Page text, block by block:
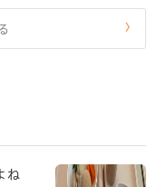
語があります。
さん、季節の景
夫です。ロマン
の感性なら、人
ね